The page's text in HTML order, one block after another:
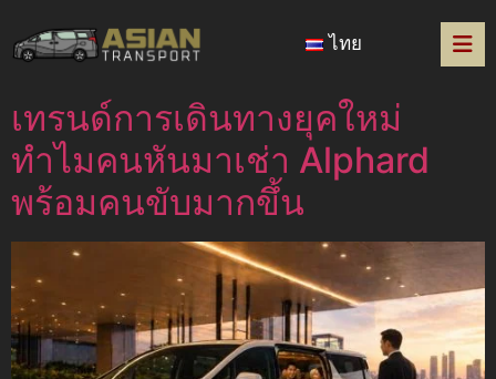
ไทย
เทรนด์การเดินทางยุคใหม่
ทำไมคนหันมาเช่า Alphard
พร้อมคนขับมากขึ้น